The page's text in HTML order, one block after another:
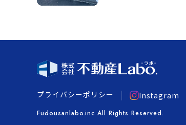
プライバシーポリシー Instagram
Fudousanlabo.inc All Rights Reserved.